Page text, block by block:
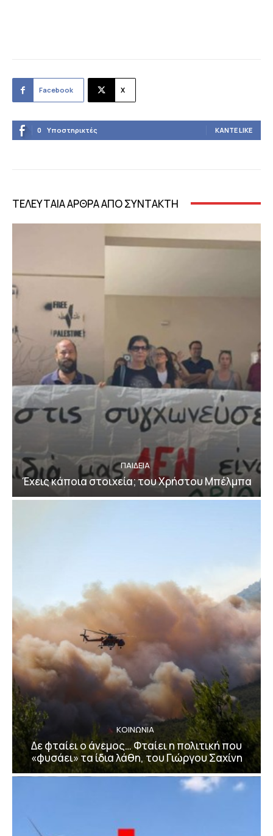
Facebook X
0 Υποστηρικτές ΚΆΝΤΕ LIKE
ΤΕΛΕΥΤΑΙΑ ΑΡΘΡΑ ΑΠΟ ΣΥΝΤΑΚΤΗ
ΠΑΙΔΕΙΑ
Έχεις κάποια στοιχεία; του Χρήστου Μπέλμπα
ΚΟΙΝΩΝΙΑ
Δε φταίει ο άνεμος… Φταίει η πολιτική που
«φυσάει» τα ίδια λάθη, του Γιώργου Σαχίνη